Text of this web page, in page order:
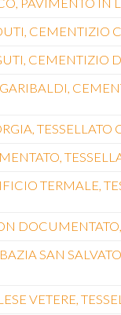
PAVIMENTO IN
CEMENTIZIO
CEMENTIZIO
TERMALE,
SAN
VETERE,